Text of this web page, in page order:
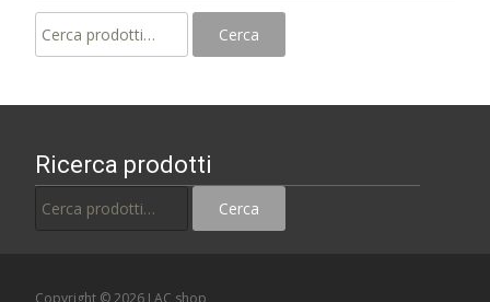
Cerca
Ricerca prodotti
Cerca
Copyright © 2026 LAC shop